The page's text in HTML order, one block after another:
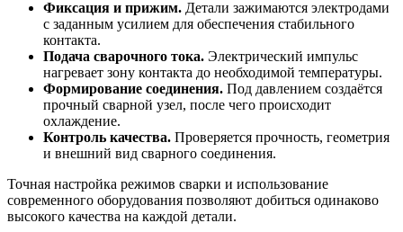
Фиксация и прижим. Детали зажимаются электродами
с заданным усилием для обеспечения стабильного
контакта.
Подача сварочного тока. Электрический импульс
нагревает зону контакта до необходимой температуры.
Формирование соединения. Под давлением создаётся
прочный сварной узел, после чего происходит
охлаждение.
Контроль качества. Проверяется прочность, геометрия
и внешний вид сварного соединения.
Точная настройка режимов сварки и использование
современного оборудования позволяют добиться одинаково
высокого качества на каждой детали.